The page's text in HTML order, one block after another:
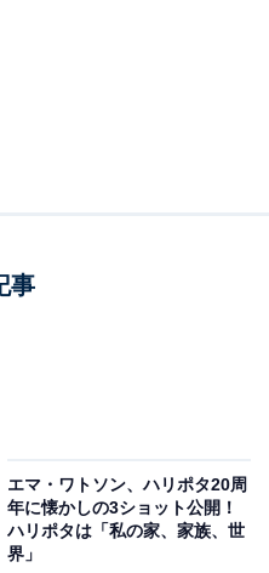
る！
事
エマ・ワトソン、ハリポタ20周
年に懐かしの3ショット公開！
ハリポタは「私の家、家族、世
界」